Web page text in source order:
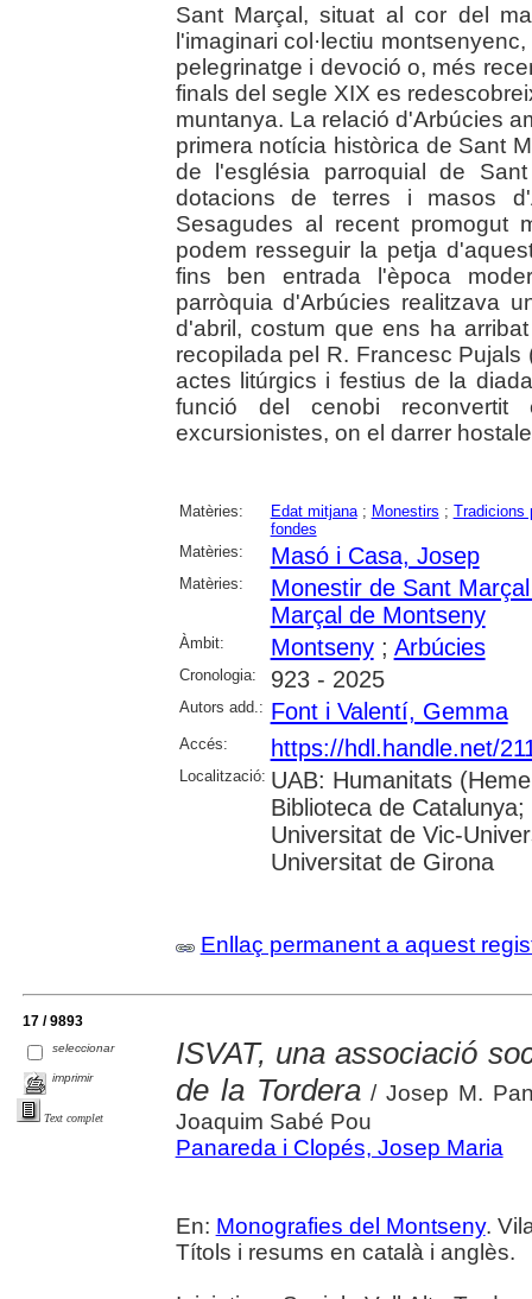
Sant Marçal, situat al cor del
l'imaginari col·lectiu
pelegrinatge i devoció o, més
finals del segle XIX es
muntanya. La relació d'Arbúcies
primera notícia històrica de Sant
de l'església parroquial de
dotacions de terres i masos
Sesagudes al recent promogut
podem resseguir la petja
fins ben entrada l'època
parròquia d'Arbúcies realitzava
d'abril, costum que ens ha
recopilada pel R. Francesc
actes litúrgics i festius de la
funció del cenobi
excursionistes, on el darrer
Matèries: Edat mitjana; Monestirs ; Tradicions
fondes
Matèries:
Masó i Casa, Josep
Matèries:
Monestir de Sant
Marçal de Montseny
Àmbit: Montseny; Arbúcies
Cronologia: 923 - 2025
Autors add.: Font i Valentí, Gemma
Accés: https://hdl.handle.net/
Localització: UAB: Humanitats
Biblioteca de
Universitat de Vic-
Universitat de Girona
Enllaç permanent a aquest
17 / 9893
seleccionar
imprimir
Text complet
ISVAT, una associació
de la Tordera/ Josep M.
Joaquim Sabé Pou
Panareda i Clopés, Josep Maria
En: Monografies del Montseny.
Títols i resums en català i anglès.